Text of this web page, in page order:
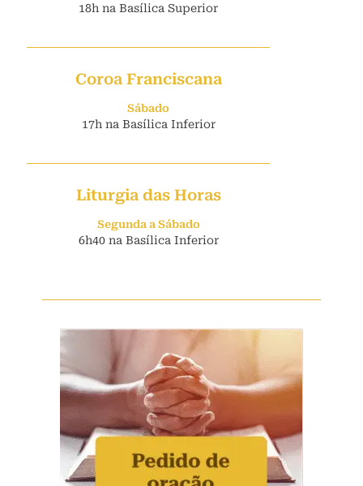
18h na Basílica Superior
Coroa Franciscana
Sábado
17h na Basílica Inferior
Liturgia das Horas
Segunda a Sábado
6h40 na Basílica Inferior